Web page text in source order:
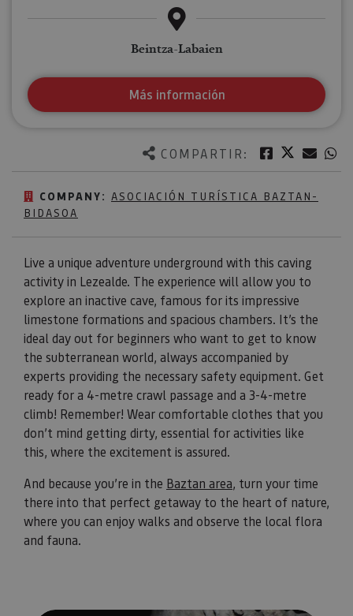
COMPARTIR: Facebook
Twitter
COMPANY: ASOCIACIÓN TURÍSTICA BAZTAN-
BIDASOA
Live a unique adventure underground with this caving
activity in Lezealde. The experience will allow you to
explore an inactive cave, famous for its impressive
limestone formations and spacious chambers. It’s the
ideal day out for beginners who want to get to know
the subterranean world, always accompanied by
experts providing the necessary safety equipment. Get
ready for a 4-metre crawl passage and a 3-4-metre
climb! Remember! Wear comfortable clothes that you
don’t mind getting dirty, essential for activities like
this, where the excitement is assured.
And because you’re in the Baztan area, turn your time
there into that perfect getaway to the heart of nature,
where you can enjoy walks and observe the local flora
and fauna.
Beintza-Labaien
Más información